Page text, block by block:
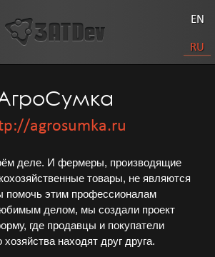
EN
RU
agrosumka.ru
деле. И фермеры, производящие
товары, не являются
помочь этим профессионалам
делом, мы создали проект
где продавцы и покупатели
хозяйства находят друг друга.